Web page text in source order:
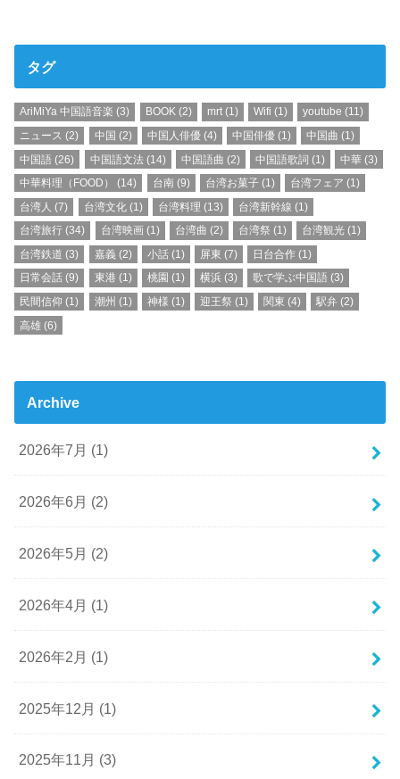
タグ
AriMiYa 中国語音楽 (3) BOOK(2) mrt(1) Wifi (1) youtube (11)
ニュース (2) 中国 (2) 中国人俳優(4) 中国俳優 (1) 中国曲 (1)
中国語 (26) 中国語文法 (14) 中国語曲 (2) 中国語歌詞 (1) 中華 (3)
中華料理（FOOD）
(14) 台南 (9) 台湾お菓子(1) 台湾フェア (1)
台湾人 (7) 台湾文化(1) 台湾料理 (13) 台湾新幹線 (1)
台湾旅行 (34) 台湾映画(1) 台湾曲 (2) 台湾祭 (1) 台湾観光 (1)
台湾鉄道 (3) 嘉義 (2) 小話(1) 屏東 (7) 日台合作 (1)
日常会話 (9) 東港(1) 桃園 (1) 横浜 (3) 歌で学ぶ中国語 (3)
民間信仰 (1) 潮州 (1) 神様 (1) 迎王祭 (1) 関東 (4) 駅弁 (2)
高雄 (6)
Archive
2026年7月 (1)
2026年6月 (2)
2026年5月 (2)
2026年4月 (1)
2026年2月 (1)
2025年12月 (1)
2025年11月 (3)